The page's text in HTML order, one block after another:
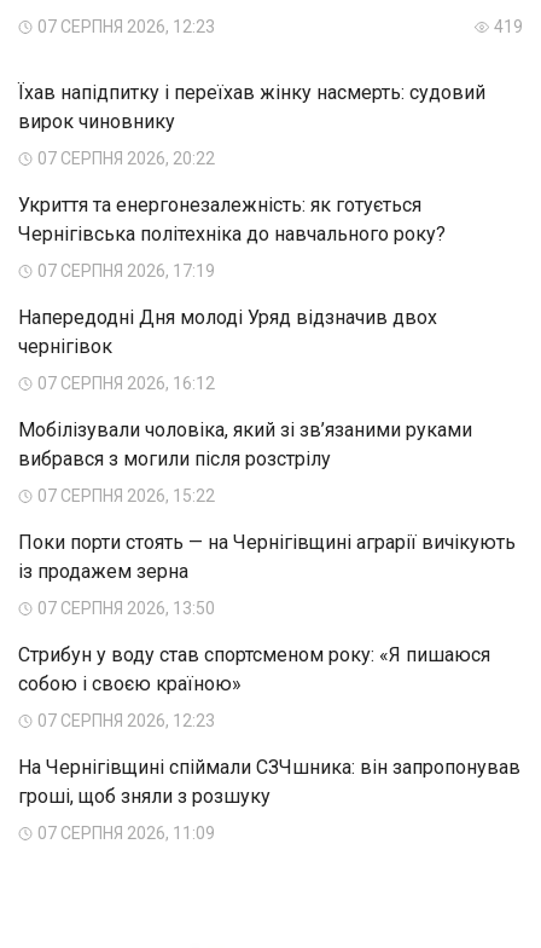
07 СЕРПНЯ 2026, 12:23 419
Їхав напідпитку і переїхав жінку насмерть: судовий
вирок чиновнику
07 СЕРПНЯ 2026, 20:22
Укриття та енергонезалежність: як готується
Чернігівська політехніка до навчального року?
07 СЕРПНЯ 2026, 17:19
Напередодні Дня молоді Уряд відзначив двох
чернігівок
07 СЕРПНЯ 2026, 16:12
Мобілізували чоловіка, який зі зв’язаними руками
вибрався з могили після розстрілу
07 СЕРПНЯ 2026, 15:22
Поки порти стоять — на Чернігівщині аграрії вичікують
із продажем зерна
07 СЕРПНЯ 2026, 13:50
Стрибун у воду став спортсменом року: «Я пишаюся
собою і своєю країною»
07 СЕРПНЯ 2026, 12:23
На Чернігівщині спіймали СЗЧшника: він запропонував
гроші, щоб зняли з розшуку
07 СЕРПНЯ 2026, 11:09